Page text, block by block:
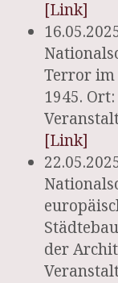
[Link]
Terror im
1945.
[Link]
der